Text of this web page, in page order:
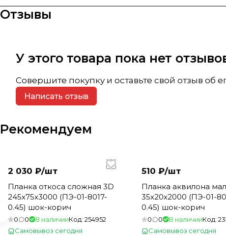
Отзывы
У этого товара пока нет
Совершите покупку и оставьте свой отзыв об
Написать отзыв
Рекомендуем
2 030 ₽/шт
Планка откоса сложная 3D
245х75х3000 (ПЭ-01-8017-
0.45) шок-корич
0 0 В наличииКод: 254952
Самовывоз сегодня
510 ₽/шт
Планка аквилона
35х20х2000 (ПЭ-01-
0.45) шок-корич
0 0 В наличииКод:
Самовывоз сегодня